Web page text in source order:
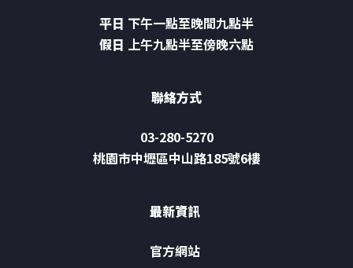
平日 下午一點至晚間九點半
假日 上午九點半至傍晚六點
聯絡方式
03-280-5270
桃園市中壢區中山路185號6樓
最新資訊
官方網站